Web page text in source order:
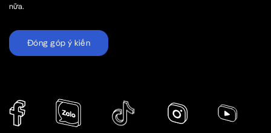
nữa.
Đóng góp ý kiến